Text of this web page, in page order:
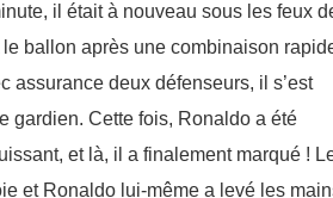
il était à nouveau sous les feux
ballon après une combinaison
assurance deux défenseurs, il s’est
gardien. Cette fois, Ronaldo a été
et là, il a finalement marqué !
et Ronaldo lui-même a levé les